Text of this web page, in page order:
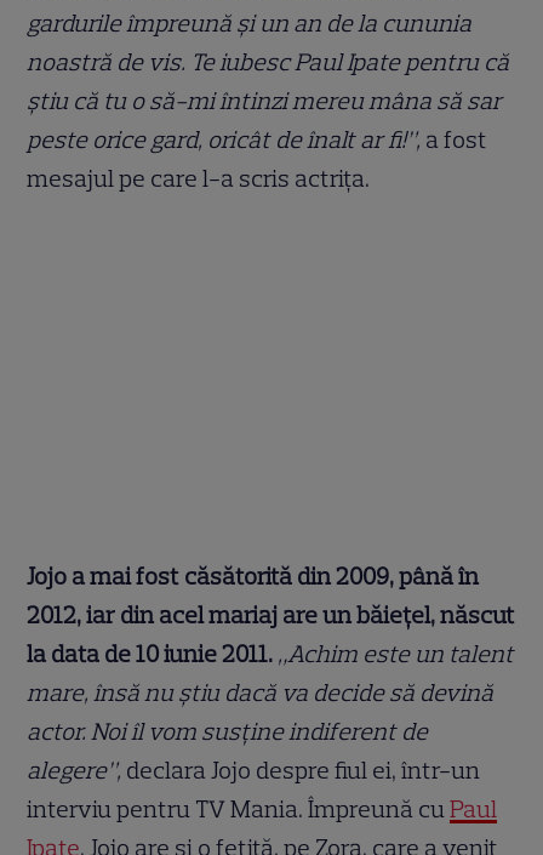
gardurile împreună și un an de la cununia
noastră de vis. Te iubesc Paul Ipate pentru că
știu că tu o să-mi întinzi mereu mâna să sar
peste orice gard, oricât de înalt ar fi!”, a fost
mesajul pe care l-a scris actrița.
Jojo a mai fost căsătorită din 2009, până în
2012, iar din acel mariaj are un băiețel, născut
la data de 10 iunie 2011. „Achim este un talent
mare, însă nu știu dacă va decide să devină
actor. Noi îl vom susține indiferent de
alegere”, declara Jojo despre fiul ei, într-un
interviu pentru TV Mania. Împreună cuPaul
Ipate, Jojo are și o fetiță, pe Zora, care a venit